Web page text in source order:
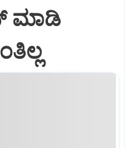
ಮಾಡಿ